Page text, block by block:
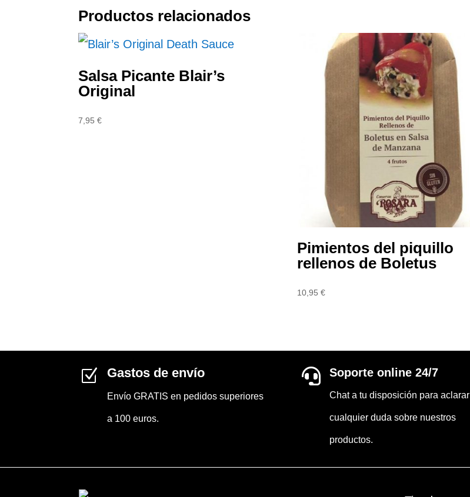
Productos relacionados
Salsa Picante Blair’s
Original
7,95 €
Pimientos del piquillo
rellenos de Boletus
10,95€
Z Gastos de envío
Envío GRATIS en pedidos superiores
a 100 euros.
 Soporte online 24/7
Chat a tu disposición para aclarar
cualquier duda sobre nuestros
productos.